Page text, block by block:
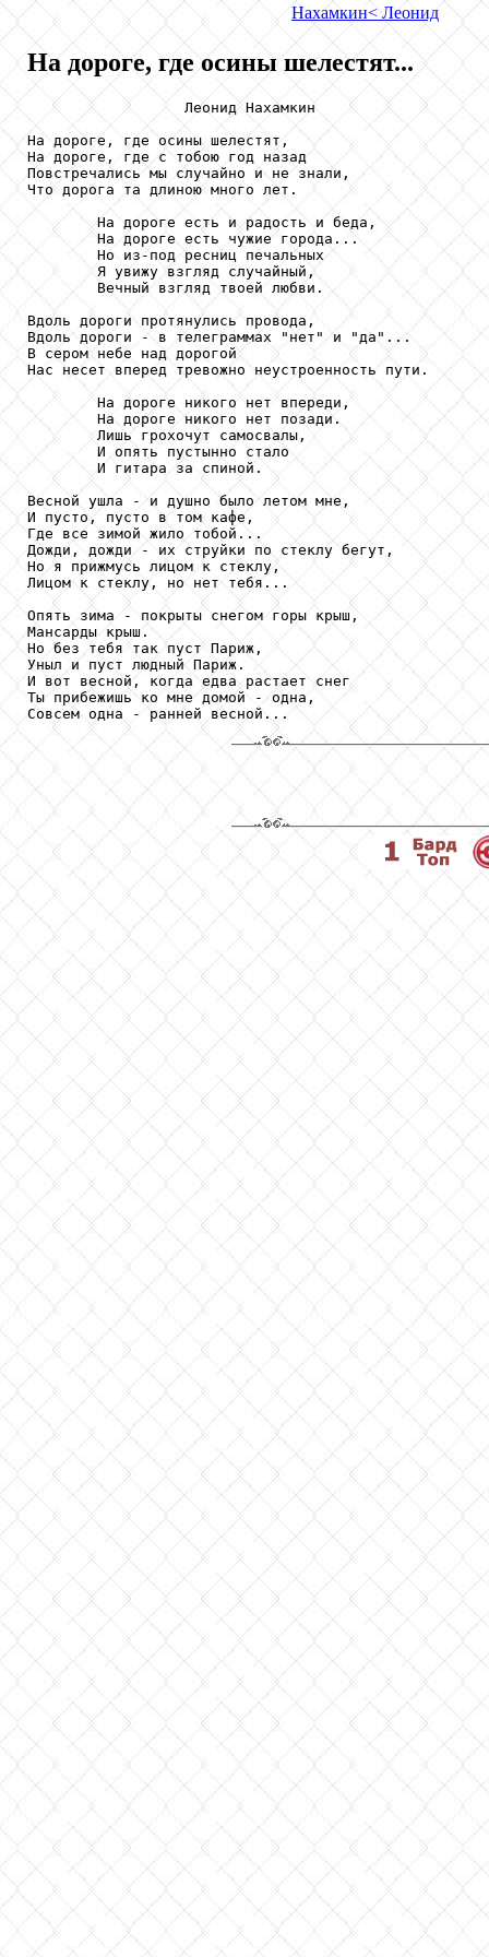
Нахамкин< Леонид
На дороге, где осины шелестят...
                  Леонид Нахамкин
На дороге, где осины шелестят,
На дороге, где с тобою год назад
Повстречались мы случайно и не знали,
Что дорога та длиною много лет.
        На дороге есть и радость и беда,
        На дороге есть чужие города...
        Но из-под ресниц печальных
        Я увижу взгляд случайный,
        Вечный взгляд твоей любви.
Вдоль дороги протянулись провода,
Вдоль дороги - в телеграммах "нет" и "да"...
В сером небе над дорогой
Нас несет вперед тревожно неустроенность пути.
        На дороге никого нет впереди,
        На дороге никого нет позади.
        Лишь грохочут самосвалы,
        И опять пустынно стало
        И гитара за спиной.
Весной ушла - и душно было летом мне,
И пусто, пусто в том кафе,
Где все зимой жило тобой...
Дожди, дожди - их струйки по стеклу бегут,
Но я прижмусь лицом к стеклу,
Лицом к стеклу, но нет тебя...
Опять зима - покрыты снегом горы крыш,
Мансарды крыш.
Но без тебя так пуст Париж,
Уныл и пуст людный Париж.
И вот весной, когда едва растает снег
Ты прибежишь ко мне домой - одна,
Совсем одна - ранней весной...